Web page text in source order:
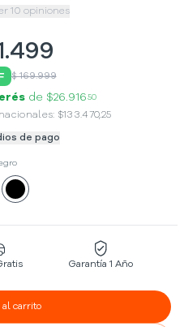
10 opiniones
$ 169.999
de $26.916 50
$133.470,25
de pago
Garantía 1 Año
al carrito